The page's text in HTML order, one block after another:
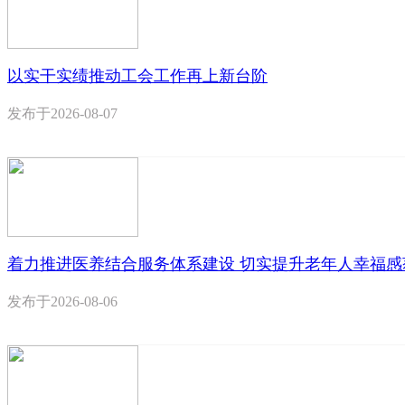
以实干实绩推动工会工作再上新台阶
发布于2026-08-07
着力推进医养结合服务体系建设 切实提升老年人幸福
发布于2026-08-06